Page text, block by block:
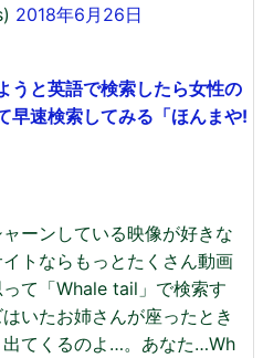
2018年6月26日
うと英語で検索したら女性の
早速検索してみる「ほんまや!
ーンしている映像が好きな
トならもっとたくさん動画
て「Whale tail」で検索す
いたお姉さんが座ったとき
てくるのよ…。あなた…Wh